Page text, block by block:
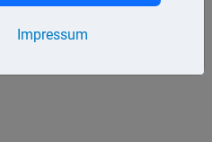
Impressum